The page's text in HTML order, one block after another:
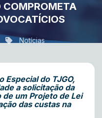
COMPROMETA
Notícias
Especial do TJGO,
a solicitação da
de um Projeto de Lei
das custas na